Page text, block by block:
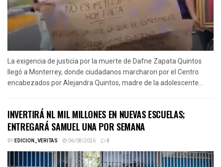
La exigencia de justicia por la muerte de Dafne Zapata Quintos
llegó a Monterrey, donde ciudadanos marcharon por el Centro
encabezados por Alejandra Quintos, madre de la adolescente...
INVERTIRÁ NL MIL MILLONES EN NUEVAS ESCUELAS;
ENTREGARÁ SAMUEL UNA POR SEMANA
BYEDICION_VERITAS 06/08/2026 0